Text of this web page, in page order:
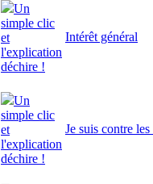
Un
simple clic
et
l'explication
déchire !
Intérêt général
Un
simple clic
et
l'explication
déchire !
Je suis contre